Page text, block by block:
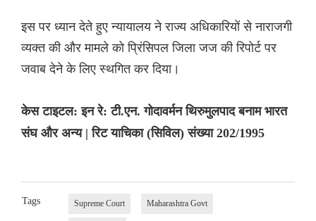
इस पर ध्यान देते हुए न्यायालय ने राज्य अधिकारियों से नाराजगी
व्यक्त की और मामले को प्रिंसिपल जिला जज की रिपोर्ट पर
जवाब देने के लिए स्थगित कर दिया।
केस टाइटल: इन रे: टी.एन. गोदावर्मन थिरुमुलपाद बनाम भारत
संघ और अन्य | रिट याचिका (सिविल) संख्या 202/1995
Tags Supreme Court Maharashtra Govt